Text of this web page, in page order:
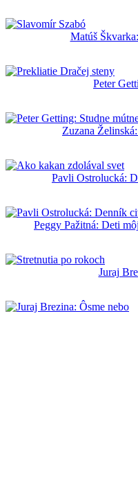
Matúš
Peter
Zuzana
Pavli Ostrolucká:
Peggy Pažitná: Deti
Juraj